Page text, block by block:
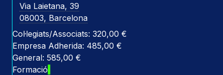
Via Laietana, 39
08003, Barcelona
Col·legiats/Associats: 320,00 €
Empresa Adherida: 485,00 €
General: 585,00 €
Formació